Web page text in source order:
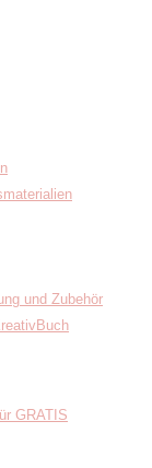
und Zubehör
GRATIS